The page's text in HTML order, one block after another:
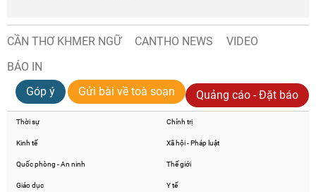
CẦN THƠ KHMER NGỮ CANTHO NEWS
VIDEO
BÁO IN
Góp ý
Gửi bài về toà soạn Quảng cáo - Đặt báo
Thời sự Chính trị
Kinh tế Xã hội - Pháp luật
Quốc phòng - An ninh Thế giới
Giáo dục Y tế